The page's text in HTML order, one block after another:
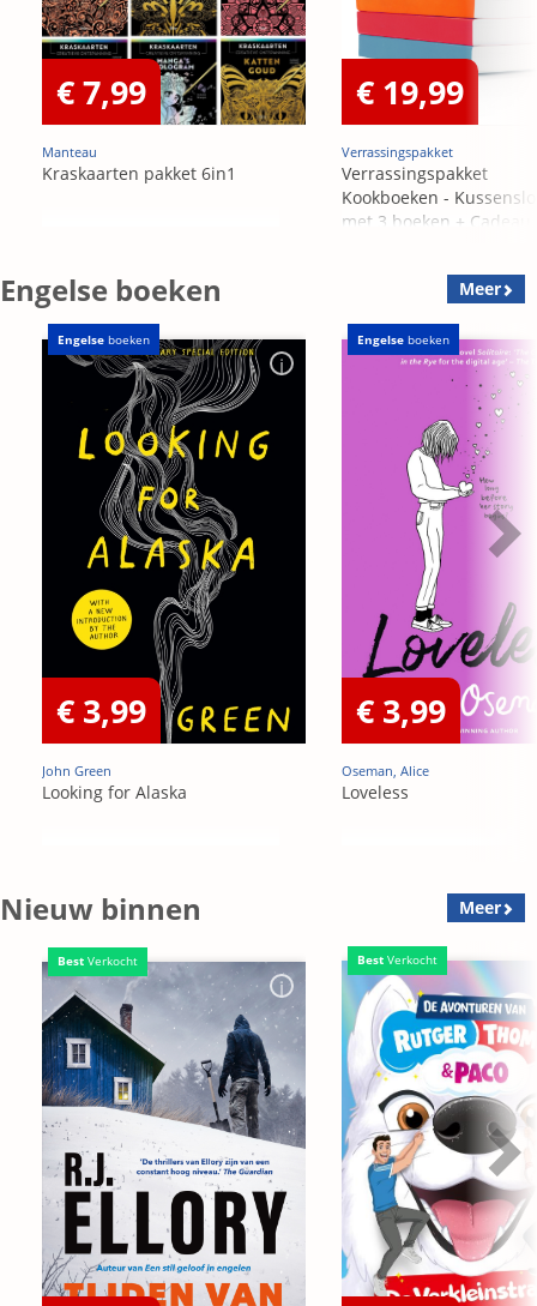
€ 7,99
Manteau
Kraskaarten pakket 6in1
€ 19,99
Verrassingspakket
Verrassingspakket
Kookboeken -
met 3 boeken + Cadeau
Engelse boeken Meer
Engelse boeken
€ 3,99
John Green
Looking for Alaska
Engelse boeken
€ 3,99
Oseman, Alice
Loveless
Nieuw binnen Meer
Best Verkocht Best Verkocht